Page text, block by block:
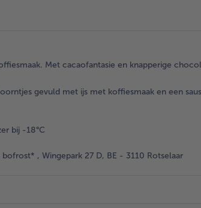
Met cacaofantasie en knapperige
gevuld met ijs met koffiesmaak en een
bij -18°C
, Wingepark 27 D, BE - 3110 Rotselaar